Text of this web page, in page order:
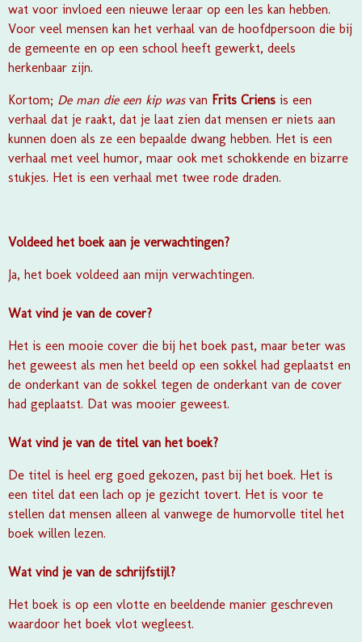
wat voor invloed een nieuwe leraar op een les kan hebben.
Voor veel mensen kan het verhaal van de hoofdpersoon die bij
de gemeente en op een school heeft gewerkt, deels
herkenbaar zijn.
Kortom; De man die een kip was van Frits Criens is een
verhaal dat je raakt, dat je laat zien dat mensen er niets aan
kunnen doen als ze een bepaalde dwang hebben. Het is een
verhaal met veel humor, maar ook met schokkende en bizarre
stukjes. Het is een verhaal met twee rode draden.
Voldeed het boek aan je verwachtingen?
Ja, het boek voldeed aan mijn verwachtingen.
Wat vind je van de cover?
Het is een mooie cover die bij het boek past, maar beter was
het geweest als men het beeld op een sokkel had geplaatst en
de onderkant van de sokkel tegen de onderkant van de cover
had geplaatst. Dat was mooier geweest.
Wat vind je van de titel van het boek?
De titel is heel erg goed gekozen, past bij het boek. Het is
een titel dat een lach op je gezicht tovert. Het is voor te
stellen dat mensen alleen al vanwege de humorvolle titel het
boek willen lezen.
Wat vind je van de schrijfstijl?
Het boek is op een vlotte en beeldende manier geschreven
waardoor het boek vlot wegleest.